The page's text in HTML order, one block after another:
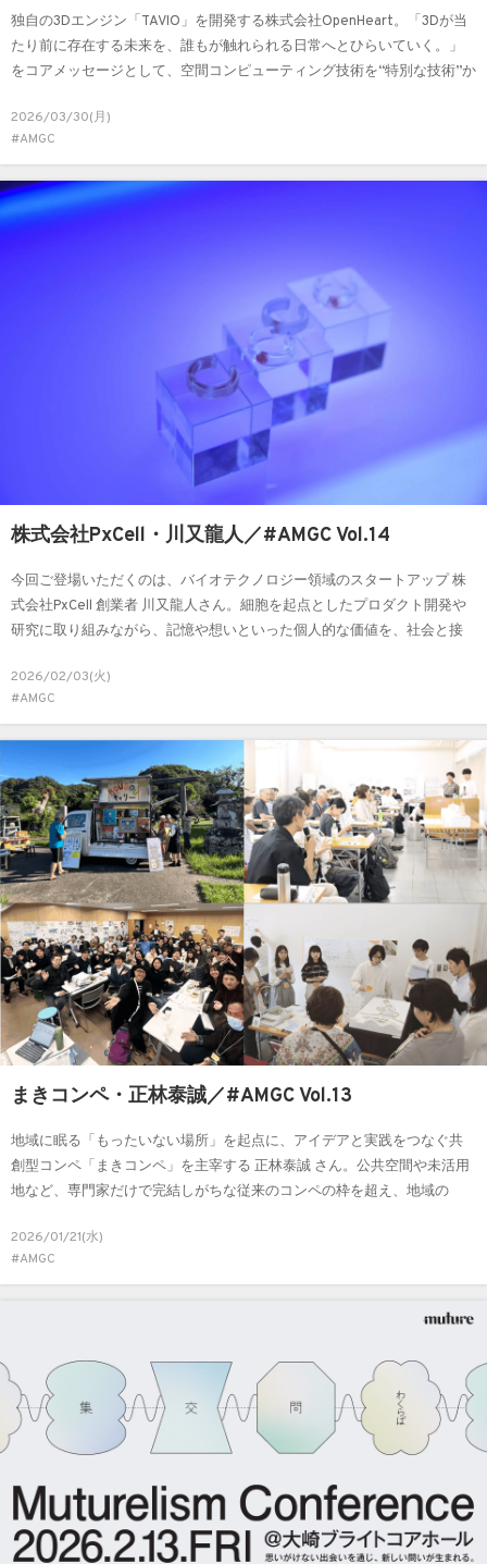
独自の3Dエンジン「TAVIO」を開発する株式会社OpenHeart。「3Dが当
たり前に存在する未来を、誰もが触れられる日常へとひらいていく。」
をコアメッセージとして、空間コンピューティング技術を“特別な技術”か
ます。テクノロジーとデザインの交差で生まれる、新しいライフスタイ
ルとは。OpenHeartの想いと挑戦をお伺いします。
2026/03/30(月)
#AMGC
株式会社PxCell・川又龍人／#AMGC Vol.14
今回ご登場いただくのは、バイオテクノロジー領域のスタートアップ 株
式会社PxCell 創業者 川又龍人さん。細胞を起点としたプロダクト開発や
研究に取り組みながら、記憶や想いといった個人的な価値を、社会と接
クセル)誕生の背景にある原体験や、領域を横断する発想の源泉、そして
これから見据える挑戦についてお話を伺いました。
2026/02/03(火)
#AMGC
まきコンペ・正林泰誠／#AMGC Vol.13
地域に眠る「もったいない場所」を起点に、アイデアと実践をつなぐ共
創型コンペ「まきコンペ」を主宰する 正林泰誠 さん。公共空間や未活用
地など、専門家だけで完結しがちな従来のコンペの枠を超え、地域の
みを各地で展開しています。問いを立て、場が立ち上がっていくプロセ
スそのものをデザインする、その思想と実践に迫ります。
2026/01/21(水)
#AMGC